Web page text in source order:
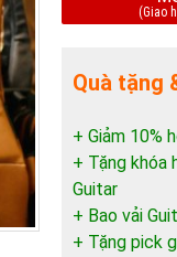
(Giao
Quà tặng
+ Giảm 10%
+ Tặng khóa
Guitar
+ Bao vải
+ Tặng pick